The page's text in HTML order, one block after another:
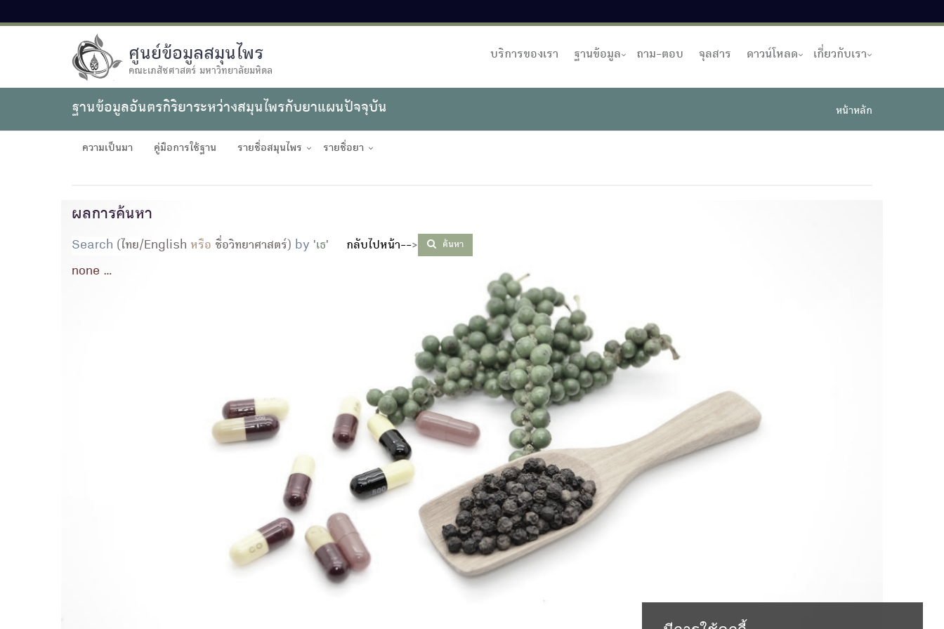
ศูนย์ข้อมูลสมุนไพร
คณะเภสัชศาสตร์ มหาวิทยาลัยมหิดล
บริการของเรา ฐานข้อมูล ถาม-ตอบ จุลสาร ดาวน์โหลด เกี่ยวกับเรา
ฐานข้อมูลอันตรกิริยาระหว่างสมุนไพรกับยาแผนปัจจุบัน หน้าหลัก
ความเป็นมา คู่มือการใช้ฐาน รายชื่อสมุนไพร รายชื่อยา
ผลการค้นหา
Search (ไทย/English หรือ ชื่อวิทยาศาสตร์) by 'เธ' กลับไปหน้า--> ค้นหา
none ...